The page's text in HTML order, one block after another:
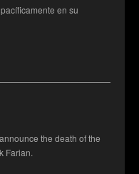
en su
the death of the
Farian.